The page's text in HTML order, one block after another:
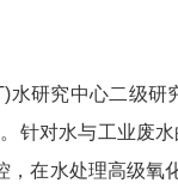
研究中心二级研
针对水与工业废
在水处理高级氧